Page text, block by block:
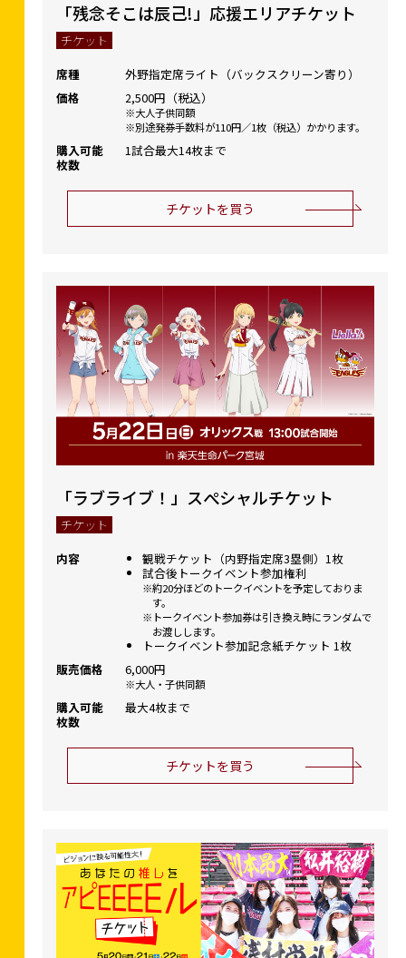
「残念そこは辰己!」応援エリアチケット
チケット
席種
外野指定席ライト（バックスクリーン寄り）
価格
2,500円（税込）
大人子供同額
別途発券手数料が110円／1枚（税込）かかります。
購入可能
枚数
1試合最大14枚まで
チケットを買う
「ラブライブ！」スぺシャルチケット
チケット
内容
観戦チケット（内野指定席3塁側）1枚
試合後トークイベント参加権利
約20分ほどのトークイベントを予定しておりま
す。
トークイベント参加券は引き換え時にランダムで
お渡しします。
トークイベント参加記念紙チケット 1枚
販売価格
6,000円
大人・子供同額
購入可能
枚数
最大4枚まで
チケットを買う